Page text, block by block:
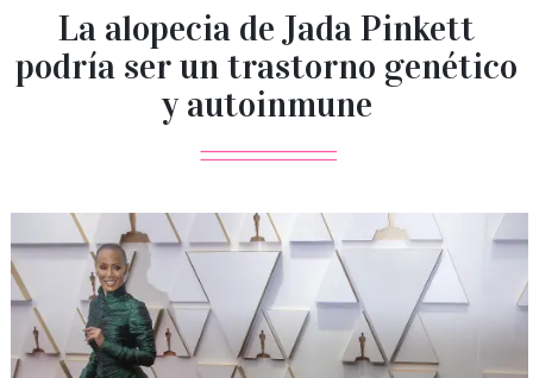
La alopecia de Jada Pinkett
podría ser un trastorno genético
y autoinmune